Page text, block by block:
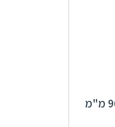
ידיות 15082 מרחק ברגים 96 מ"מ